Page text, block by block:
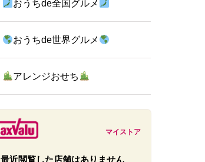
おうちde全国グルメ
おうちde世界グルメ
アレンジおせち
マイストア
最近閲覧した店舗はありません